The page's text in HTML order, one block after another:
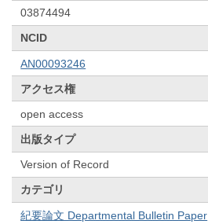
03874494
NCID
AN00093246
アクセス権
open access
出版タイプ
Version of Record
カテゴリ
紀要論文 Departmental Bulletin Paper